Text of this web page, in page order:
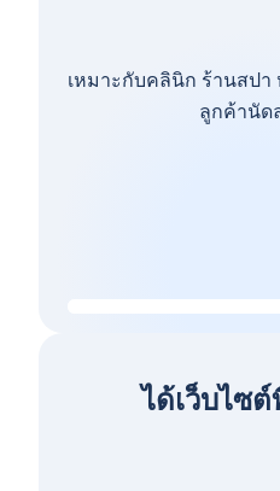
เหมาะกับคลินิก ร้านสปา
ลูกค้านัด
ได้เว็บไซ